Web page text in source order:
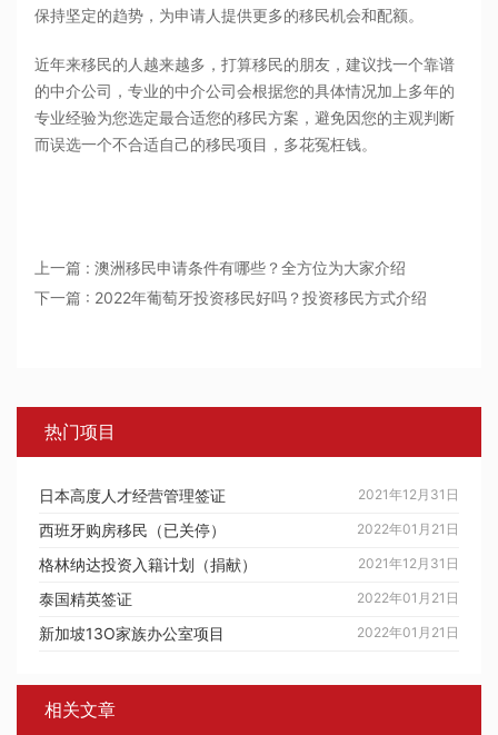
保持坚定的趋势，为申请人提供更多的移民机会和配额。
近年来移民的人越来越多，打算移民的朋友，建议找一个靠谱
的中介公司，专业的中介公司会根据您的具体情况加上多年的
专业经验为您选定最合适您的移民方案，避免因您的主观判断
而误选一个不合适自己的移民项目，多花冤枉钱。
上一篇 : 澳洲移民申请条件有哪些？全方位为大家介绍
下一篇 : 2022年葡萄牙投资移民好吗？投资移民方式介绍
热门项目
2021年12月31日
日本高度人才经营管理签证
2022年01月21日
西班牙购房移民（已关停）
2021年12月31日
格林纳达投资入籍计划（捐献）
2022年01月21日
泰国精英签证
2022年01月21日
新加坡13O家族办公室项目
相关文章